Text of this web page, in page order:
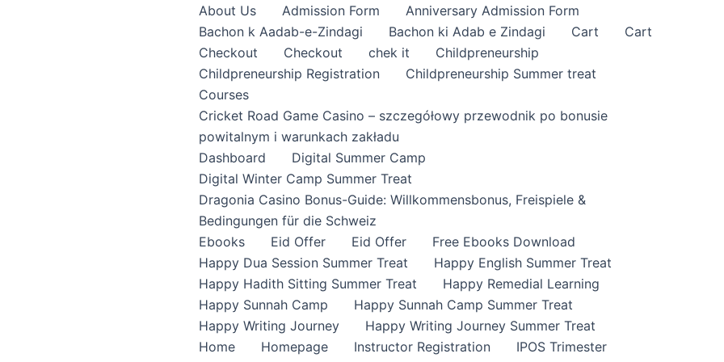
About Us Admission Form
Anniversary Admission Form
Bachon k Aadab-e-Zindagi
Bachon ki Adab e Zindagi Cart
Cart
Checkout
Checkout chek it
Childpreneurship
Childpreneurship Registration
Childpreneurship Summer treat
Courses
Cricket Road Game Casino – szczegółowy przewodnik po bonusie
powitalnym i warunkach zakładu
Dashboard
Digital Summer Camp
Digital Winter Camp Summer Treat
Dragonia Casino Bonus-Guide: Willkommensbonus, Freispiele &
Bedingungen für die Schweiz
Ebooks
Eid Offer Eid Offer
Free Ebooks Download
Happy Dua Session Summer Treat
Happy English Summer Treat
Happy Hadith Sitting Summer Treat
Happy Remedial Learning
Happy Sunnah Camp
Happy Sunnah Camp Summer Treat
Happy Writing Journey
Happy Writing Journey Summer Treat
Home
Homepage Instructor Registration
IPOS Trimester